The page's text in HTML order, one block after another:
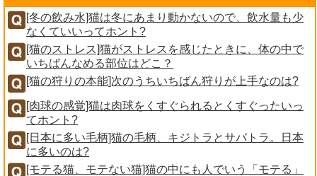
[冬の飲み水]猫は冬にあまり動かないので、飲水量も少
なくていいってホント?
[猫のストレス]猫がストレスを感じたときに、体の中で
いちばんなめる部位はどこ？
[猫の狩りの本能]次のうちいちばん狩りが上手なのは?
[肉球の感覚]猫は肉球をくすぐられるとくすぐったいっ
てホント?
[日本に多い毛柄]猫の毛柄、キジトラとサバトラ。日本
に多いのは?
[モテる猫、モテない猫]猫の中にも人でいう「モテる」